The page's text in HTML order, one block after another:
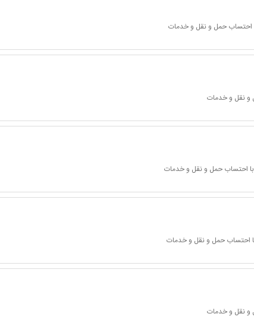
احتساب حمل و نقل و خدمات
و نقل و خدمات
با احتساب حمل و نقل و خدمات
احتساب حمل و نقل و خدمات
و نقل و خدمات